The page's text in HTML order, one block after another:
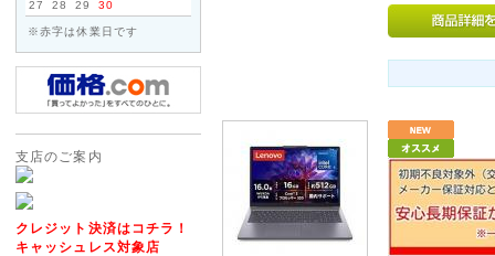
27
28 29 30
※赤字は休業日です
支店のご案内
クレジット決済はコチラ！
キャッシュレス対象店
県、愛媛県、高知県)への基本
◇消費税率変更につきまし
2014年4月1日以降ご注文いた
変更いたします。
2014年3月31日までにサイト
消費税率5%の税込価格でご購